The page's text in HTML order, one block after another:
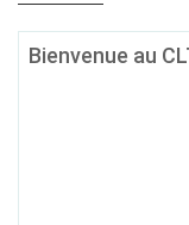
Bienvenue au